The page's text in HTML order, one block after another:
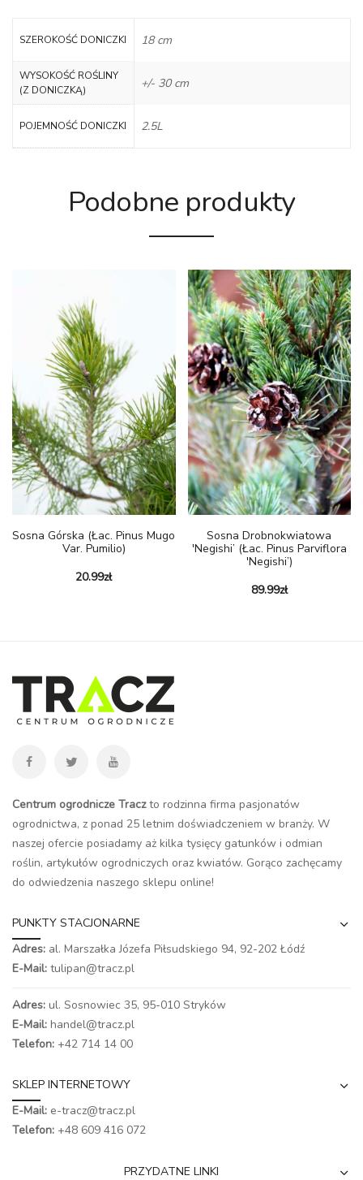
SZEROKOŚĆ DONICZKI 18 cm
WYSOKOŚĆ ROŚLINY
(Z DONICZKĄ)
+/- 30 cm
POJEMNOŚĆ DONICZKI 2.5L
Podobne produkty
Sosna Górska (łac. Pinus Mugo
Var. Pumilio)
20.99zł
Sosna Drobnokwiatowa
'Negishi’ (łac. Pinus Parviflora
'Negishi’)
89.99zł
Centrum ogrodnicze Traczto rodzinna firma pasjonatów
ogrodnictwa, z ponad 25 letnim doświadczeniem w branży. W
naszej ofercie posiadamy aż kilka tysięcy gatunków i odmian
roślin, artykułów ogrodniczych oraz kwiatów. Gorąco zachęcamy
do odwiedzenia naszego sklepu online!
PUNKTY STACJONARNE
Adres: al. Marszałka Józefa Piłsudskiego 94, 92-202 Łódź
E-Mail: tulipan@tracz.pl
Adres: ul. Sosnowiec 35, 95-010 Stryków
E-Mail: handel@tracz.pl
Telefon: +42 714 14 00
SKLEP INTERNETOWY
E-Mail: e-tracz@tracz.pl
Telefon: +48 609 416 072
PRZYDATNE LINKI